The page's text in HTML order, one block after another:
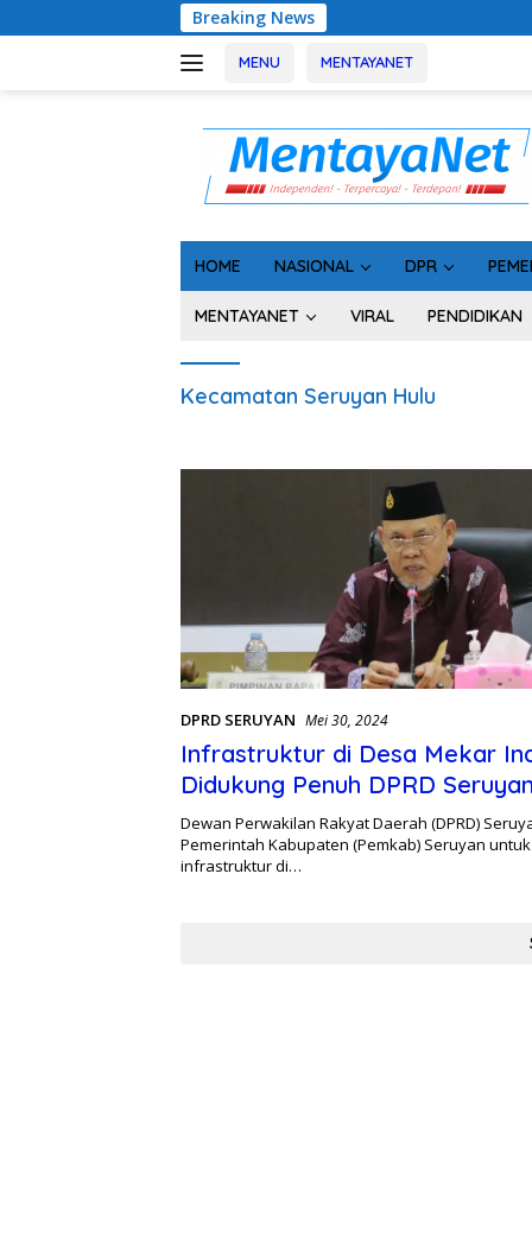
ke
Breaking News
MENU MENTAYANET
HOME NASIONAL DPR
MENTAYANET VIRAL PENDIDIKAN
Kecamatan Seruyan Hulu
DPRD SERUYAN Mei 30, 2024
Infrastruktur di Desa Mekar
Didukung Penuh DPRD
Dewan Perwakilan Rakyat Daerah (DPRD)
Pemerintah Kabupaten (Pemkab) Seruyan
infrastruktur di…